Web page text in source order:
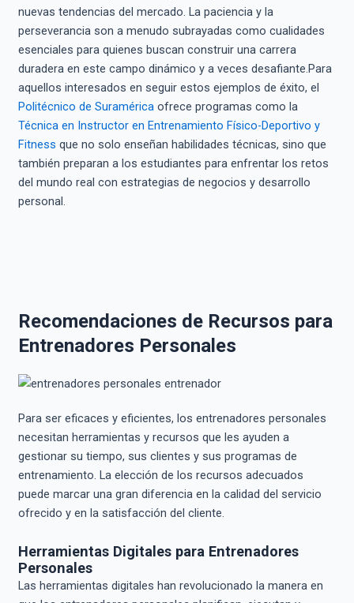
nuevas tendencias del mercado. La paciencia y la
perseverancia son a menudo subrayadas como cualidades
esenciales para quienes buscan construir una carrera
duradera en este campo dinámico y a veces desafiante.Para
aquellos interesados en seguir estos ejemplos de éxito, el
Politécnico de Suraméricaofrece programas como la
Técnica en Instructor en Entrenamiento Físico-Deportivo y
Fitness que no solo enseñan habilidades técnicas, sino que
también preparan a los estudiantes para enfrentar los retos
del mundo real con estrategias de negocios y desarrollo
personal.
Recomendaciones de Recursos para
Entrenadores Personales
Para ser eficaces y eficientes, los entrenadores personales
necesitan herramientas y recursos que les ayuden a
gestionar su tiempo, sus clientes y sus programas de
entrenamiento. La elección de los recursos adecuados
puede marcar una gran diferencia en la calidad del servicio
ofrecido y en la satisfacción del cliente.
Herramientas Digitales para Entrenadores
Personales
Las herramientas digitales han revolucionado la manera en